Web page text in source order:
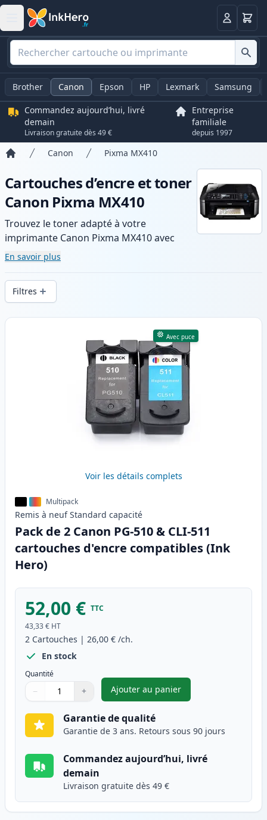
Panier
Brother Canon Epson HP Lexmark Samsung
Commandez aujourd’hui, livré
demain
Livraison gratuite dès 49 €
Entreprise
familiale
depuis 1997
Canon Pixma MX410
Cartouches d’encre et toner
Canon Pixma MX410
Trouvez le toner adapté à votre
imprimante Canon Pixma MX410 avec
notre gamme de cartouches compatibles
et haute capacité. Profitez d’une qualité
d’impression constante et d’une livraison
rapide depuis un stock local en .
En savoir plus
Filtres
Produits
Avec puce
Voir les détails complets
Multipack
Remis à neuf Standard capacité
Pack de 2 Canon PG-510 & CLI-511
cartouches d'encre compatibles (Ink
Hero)
52,00 € TTC
43,33 € HT
2 Cartouches | 26,00 € /ch.
En stock
Quantité
Quantité
Utilisez les boutons pour ajuster
− +
Quantité
Ajouter au panier
,Pack de 2 Canon PG-510 &
Garantie de qualité
Garantie de 3 ans. Retours sous 90 jours
Commandez aujourd’hui, livré
demain
Livraison gratuite dès 49 €